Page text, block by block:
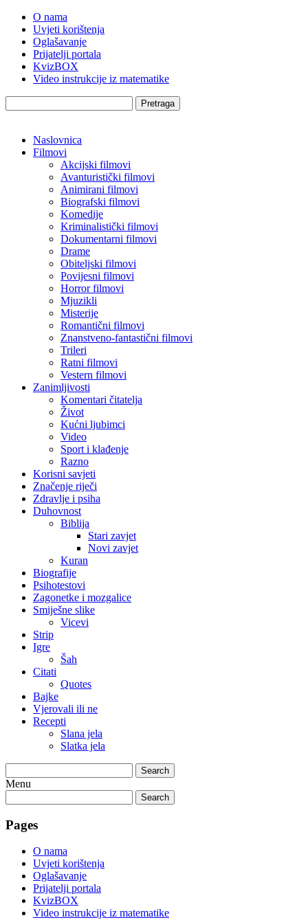
O nama
Uvjeti korištenja
Oglašavanje
Prijatelji portala
KvizBOX
Video instrukcije iz matematike
Pretraga
Naslovnica
Filmovi
Akcijski filmovi
Avanturistički filmovi
Animirani filmovi
Biografski filmovi
Komedije
Kriminalistički filmovi
Dokumentarni filmovi
Drame
Obiteljski filmovi
Povijesni filmovi
Horror filmovi
Mjuzikli
Misterije
Romantični filmovi
Znanstveno-fantastični filmovi
Trileri
Ratni filmovi
Vestern filmovi
Zanimljivosti
Komentari čitatelja
Život
Kućni ljubimci
Video
Sport i klađenje
Razno
Korisni savjeti
Značenje riječi
Zdravlje i psiha
Duhovnost
Biblija
Stari zavjet
Novi zavjet
Kuran
Biografije
Psihotestovi
Zagonetke i mozgalice
Smiješne slike
Vicevi
Strip
Igre
Šah
Citati
Quotes
Bajke
Vjerovali ili ne
Recepti
Slana jela
Slatka jela
Search
Menu
Search
Pages
O nama
Uvjeti korištenja
Oglašavanje
Prijatelji portala
KvizBOX
Video instrukcije iz matematike